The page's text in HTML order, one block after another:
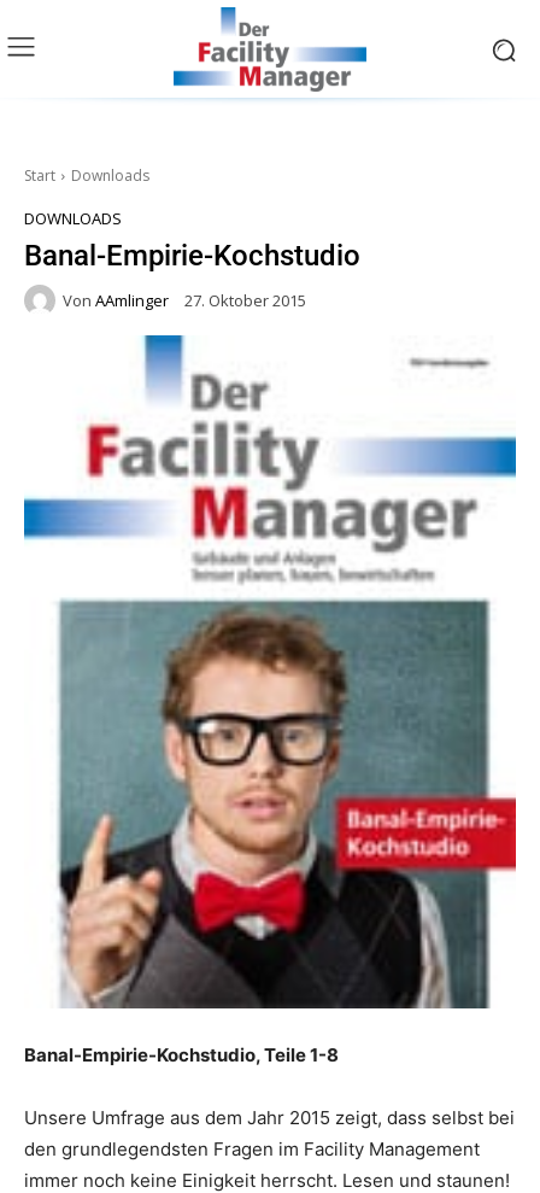
Start Downloads
DOWNLOADS
Banal-Empirie-Kochstudio
Von AAmlinger 27. Oktober 2015
Banal-Empirie-Kochstudio, Teile 1-8
Unsere Umfrage aus dem Jahr 2015 zeigt, dass selbst bei
den grundlegendsten Fragen im Facility Management
immer noch keine Einigkeit herrscht. Lesen und staunen!